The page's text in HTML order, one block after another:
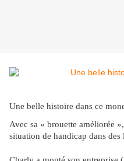
Une belle histoire dans ce
Avec sa « brouette améliorée
situation de handicap dans